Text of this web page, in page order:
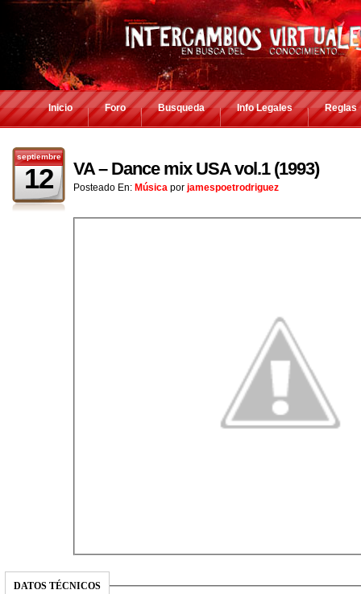
Inicio Foro Busqueda Info Legales Reglas
septiembre
12 VA – Dance mix USA vol.1 (1993)
Posteado En: Música por jamespoetrodriguez
DATOS TÉCNICOS